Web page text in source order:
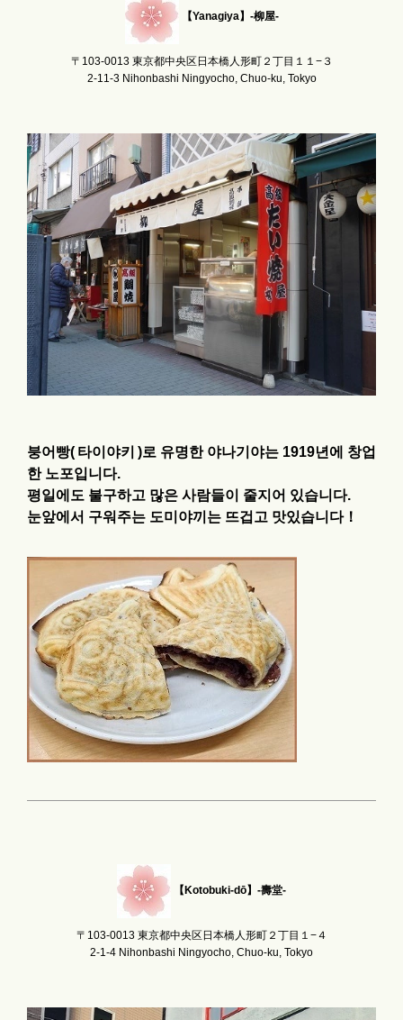
【Yanagiya】-柳屋-
〒103-0013 東京都中央区日本橋人形町２丁目１１−３
2-11-3 Nihonbashi Ningyocho, Chuo-ku, Tokyo
붕어빵( 타이야키 )로 유명한 야나기야는 1919년에 창업
한 노포입니다.
평일에도 불구하고 많은 사람들이 줄지어 있습니다.
눈앞에서 구워주는 도미야끼는 뜨겁고 맛있습니다！
【Kotobuki-dō】-壽堂-
〒103-0013 東京都中央区日本橋人形町２丁目１−４
2-1-4 Nihonbashi Ningyocho, Chuo-ku, Tokyo